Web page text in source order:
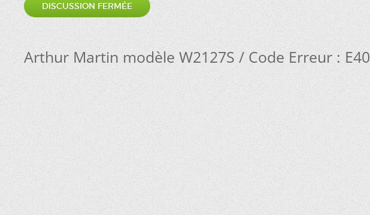
DISCUSSION FERMÉE
Arthur Martin modèle W2127S / Code Erreur : E40